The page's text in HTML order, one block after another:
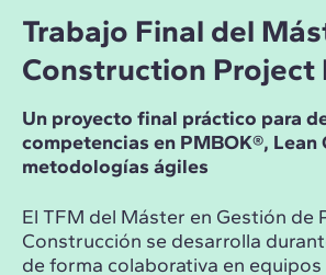
Trabajo Final del
Construction Project
Un proyecto final práctico para
competencias en PMBOK®,
metodologías ágiles
El TFM del Máster en Gestión de
Construcción se desarrolla
de forma colaborativa en equipos